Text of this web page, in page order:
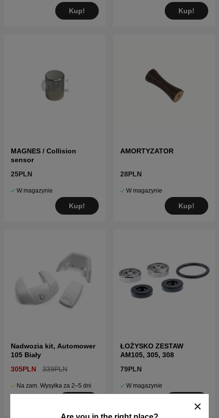
Kup! Kup!
MAGNES / Collision
sensor
25PLN
W magazynie
Kup!
AMORTYZATOR
28PLN
W magazynie
Kup!
Nadwozia kit, Automower
105 Biały
305PLN
339PLN
Na zam. Wysyłka za 2–5 dni
ŁOŻYSKO ZESTAW
AM105, 305, 308
79PLN
W magazynie